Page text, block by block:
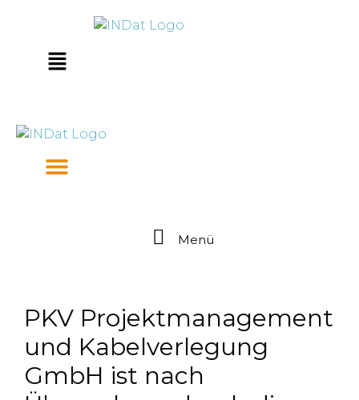
Main
Menü
PKV Projektmanagement
und Kabelverlegung
GmbH ist nach